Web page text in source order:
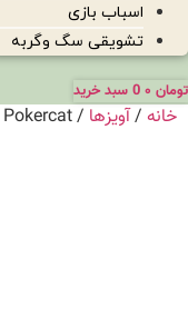
اسباب بازی
تشویقی سگ وگربه
تومان 0 سبد خرید
خانه /آویزها / Pokercat آویز